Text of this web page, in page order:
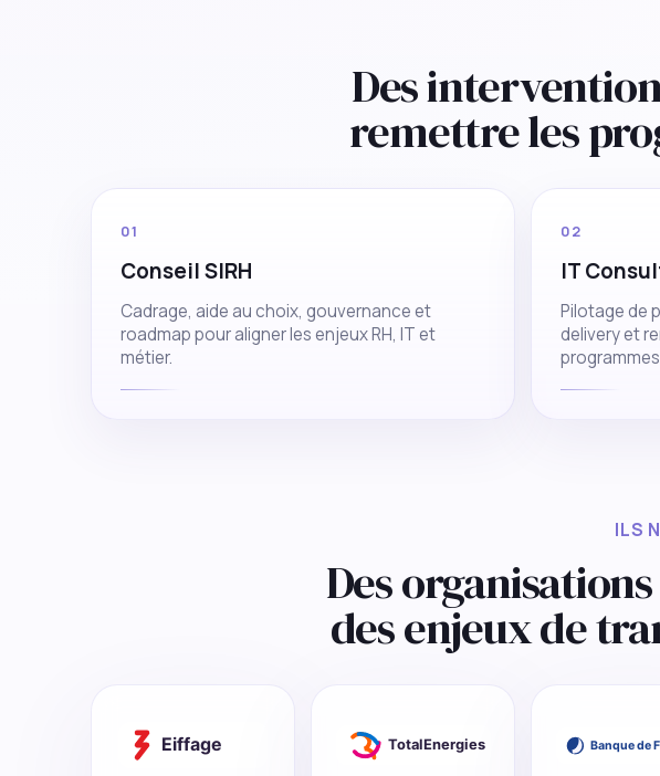
Des
remettre les
01
Conseil SIRH
Cadrage, aide au choix, gouvernance et
roadmap pour aligner les enjeux RH, IT et
métier.
02
IT
Pilotage de
delivery et
ILS
Des
des enjeux de